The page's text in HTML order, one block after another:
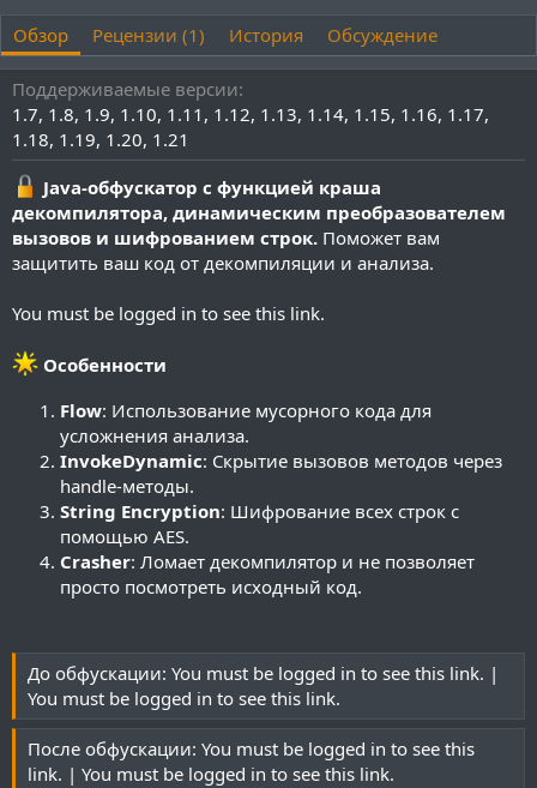
т
о
р
т
а
с
о
з
д
а
н
я
г
и
Обзор Рецензии (1) История Обсуждение
Поддерживаемые версии
1.7 1.8 1.9 1.10 1.11 1.12 1.13 1.14 1.15 1.16 1.17
1.18 1.19 1.20 1.21
Java-обфускатор с функцией краша
декомпилятора, динамическим преобразователем
вызовов и шифрованием строк. Поможет вам
защитить ваш код от декомпиляции и анализа.
You must be logged in to see this link.
Особенности
Flow: Использование мусорного кода для
усложнения анализа.
InvokeDynamic: Скрытие вызовов методов через
handle-методы.
String Encryption: Шифрование всех строк с
помощью AES.
Crasher: Ломает декомпилятор и не позволяет
просто посмотреть исходный код.
До обфускации: You must be logged in to see this link. |
You must be logged in to see this link.
После обфускации: You must be logged in to see this
link. | You must be logged in to see this link.